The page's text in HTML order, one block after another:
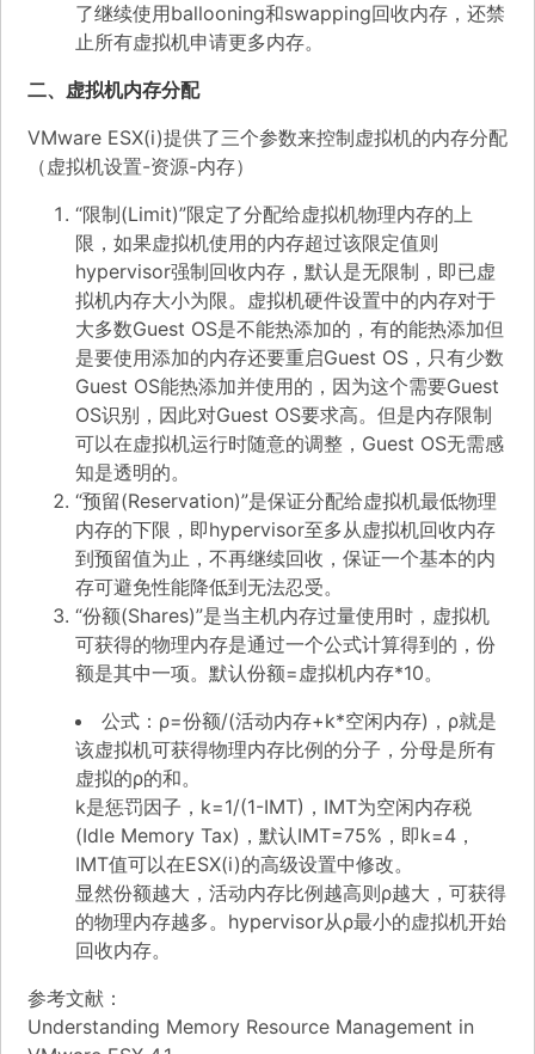
了继续使用ballooning和swapping回收内存，还禁
止所有虚拟机申请更多内存。
二、虚拟机内存分配
VMware ESX(i)提供了三个参数来控制虚拟机的内存分配
（虚拟机设置-资源-内存）
“限制(Limit)”限定了分配给虚拟机物理内存的上
限，如果虚拟机使用的内存超过该限定值则
hypervisor强制回收内存，默认是无限制，即已虚
拟机内存大小为限。虚拟机硬件设置中的内存对于
大多数Guest OS是不能热添加的，有的能热添加但
是要使用添加的内存还要重启Guest OS，只有少数
Guest OS能热添加并使用的，因为这个需要Guest
OS识别，因此对Guest OS要求高。但是内存限制
可以在虚拟机运行时随意的调整，Guest OS无需感
知是透明的。
“预留(Reservation)”是保证分配给虚拟机最低物理
内存的下限，即hypervisor至多从虚拟机回收内存
到预留值为止，不再继续回收，保证一个基本的内
存可避免性能降低到无法忍受。
“份额(Shares)”是当主机内存过量使用时，虚拟机
可获得的物理内存是通过一个公式计算得到的，份
额是其中一项。默认份额=虚拟机内存*10。
公式：ρ=份额/(活动内存+k*空闲内存)，ρ就是
该虚拟机可获得物理内存比例的分子，分母是所有
虚拟的ρ的和。
k是惩罚因子，k=1/(1-IMT)，IMT为空闲内存税
(Idle Memory Tax)，默认IMT=75%，即k=4，
IMT值可以在ESX(i)的高级设置中修改。
显然份额越大，活动内存比例越高则ρ越大，可获得
的物理内存越多。hypervisor从ρ最小的虚拟机开始
回收内存。
参考文献：
Understanding Memory Resource Management in